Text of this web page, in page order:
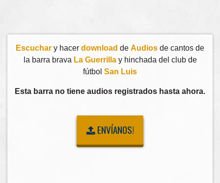
Escuchar y hacer download de Audios de cantos de
la barra brava La Guerrillay hinchada del club de
fútbol San Luis
Esta barra no tiene audios registrados hasta ahora.
ENVÍANOS!